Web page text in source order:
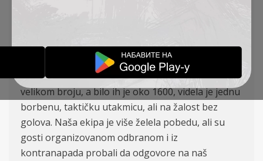
stadionu u Bačkoj Topoli poslednji put odigrana
prvenstvena utakmica druge lige. Po jako toplom
vremenu publika, koja se pojavila na stadionu u
velikom broju, a bilo ih je oko 1600, videla je jednu
borbenu, taktičku utakmicu, ali na žalost bez
golova. Naša ekipa je više želela pobedu, ali su
gosti organizovanom odbranom i iz
kontranapada probali da odgovore na naš